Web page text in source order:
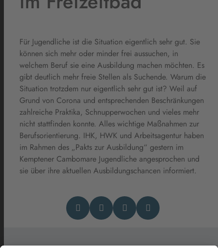
Für Jugendliche ist die Situation eigentlich sehr gut. Sie
können sich mehr oder minder frei aussuchen, in
welchem Beruf sie eine Ausbildung machen möchten. Es
gibt deutlich mehr freie Stellen als Suchende. Warum die
Situation trotzdem nur eigentlich sehr gut ist? Weil auf
Grund von Corona und entsprechenden Beschränkungen
zahlreiche Praktika, Schnupperwochen und vieles mehr
nicht stattfinden konnte. Alles wichtige Maßnahmen zur
Berufsorientierung. IHK, HWK und Arbeitsagentur haben
im Rahmen des „Pakts zur Ausbildung“ gestern im
Kemptener Cambomare Jugendliche angesprochen und
sie über ihre aktuellen Ausbildungschancen informiert.